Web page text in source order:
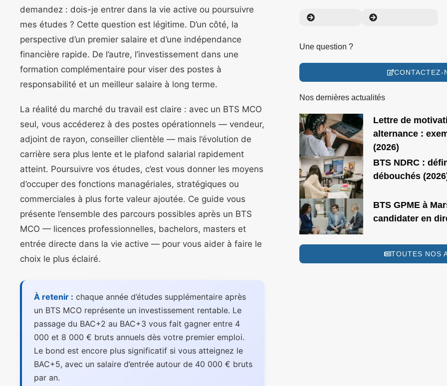
demandez : dois-je entrer dans la vie active ou poursuivre
mes études ? Cette question est légitime. D’un côté, la
perspective d’un premier salaire et d’une indépendance
financière rapide. De l’autre, l’investissement dans une
formation complémentaire pour viser des postes à
responsabilité et un meilleur salaire à long terme.
La réalité du marché du travail est claire : avec un BTS MCO
seul, vous accéderez à des postes opérationnels — vendeur,
adjoint de rayon, conseiller clientèle — mais l’évolution de
carrière sera plus lente et le plafond salarial rapidement
atteint. Poursuivre vos études, c’est vous donner les moyens
d’occuper des fonctions managériales, stratégiques ou
commerciales à plus forte valeur ajoutée. Ce guide vous
présente l’ensemble des parcours possibles après un BTS
MCO — licences professionnelles, bachelors, masters et
entrée directe dans la vie active — pour vous aider à faire le
choix le plus éclairé.
À retenir : chaque année d’études supplémentaire après
un BTS MCO représente un investissement rentable. Le
passage du BAC+2 au BAC+3 vous fait gagner entre 4
000 et 8 000 € bruts annuels dès votre premier emploi.
Le bond est encore plus significatif si vous atteignez le
BAC+5, avec un salaire d’entrée autour de 40 000 € bruts
par an.
Une question ?
CONTACTEZ-
Nos dernières actualités
Lettre de
alternance :
(2026)
BTS NDRC :
débouchés
BTS GPME à
candidater en
TOUTES NOS